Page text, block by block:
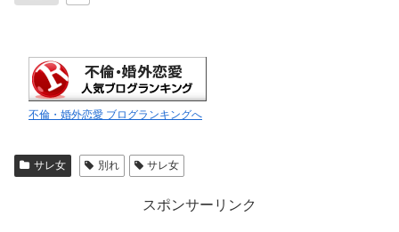
不倫・婚外恋愛 ブログランキングへ
サレ女 別れ サレ女
スポンサーリンク